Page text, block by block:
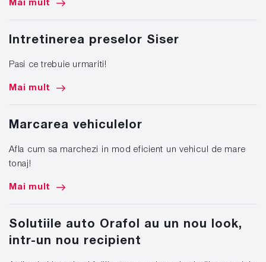
Mai mult
Intretinerea preselor Siser
Pasi ce trebuie urmariti!
Mai mult
Marcarea vehiculelor
Afla cum sa marchezi in mod eficient un vehicul de mare
tonaj!
Mai mult
Solutiile auto Orafol au un nou look,
intr-un nou recipient